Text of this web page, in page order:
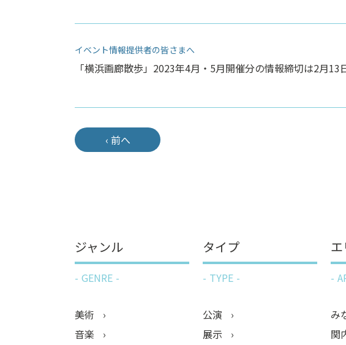
イベント情報提供者の皆さまへ
「横浜画廊散歩」2023年4月・5月開催分の情報締切は2月13
‹ 前へ
ジャンル
GENRE
美術
音楽
タイプ
TYPE
公演
展示
み
関